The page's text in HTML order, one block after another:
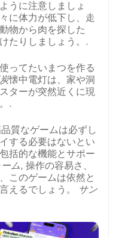
うに注意しましょ
に体力が低下し、走
物から肉を探した
たりしましょう。.
ってたいまつを作る
懐中電灯は、家や洞
ターが突然近くに現
.
質なゲームは必ずし
する必要はないとい
括的な機能とサポー
ム, 操作の容易さ、
このゲームは依然と
えるでしょう。
サン